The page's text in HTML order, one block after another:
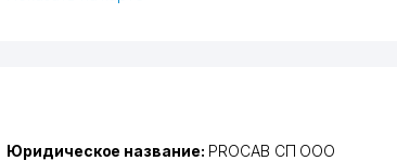
Юридическое название: PROCAB СП ООО